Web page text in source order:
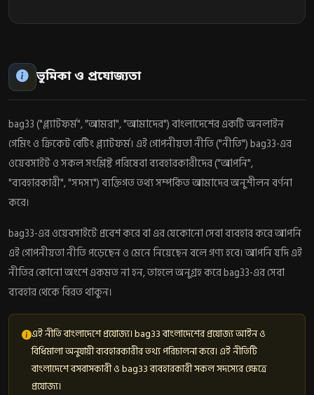
ভূমিকা ও প্রযোজ্যতা
bag33 ("প্ল্যাটফর্ম", "আমরা", "আমাদের") বাংলাদেশের একটি অনলাইন
গেমিং ও ক্রিকেট বেটিং প্ল্যাটফর্ম। এই গোপনীয়তা নীতি ("নীতি") bag33-এর
ওয়েবসাইট ও সকল সংশ্লিষ্ট পরিষেবা ব্যবহারকারীদের ("আপনি",
"ব্যবহারকারী", "সদস্য") ব্যক্তিগত তথ্য সম্পর্কিত আমাদের অনুশীলন বর্ণনা
করে।
bag33-এর ওয়েবসাইটে প্রবেশ করে বা এর যেকোনো সেবা ব্যবহার করে আপনি
এই গোপনীয়তা নীতি পড়েছেন ও মেনে নিয়েছেন বলে গণ্য হবে। আপনি যদি এই
নীতির কোনো অংশে একমত না হন, তাহলে অনুগ্রহ করে bag33-এর সেবা
ব্যবহার থেকে বিরত থাকুন।
এই নীতি বাংলাদেশে প্রযোজ্য। bag33 বাংলাদেশের প্রযোজ্য আইন ও
বিধিমালা অনুযায়ী ব্যবহারকারীর তথ্য পরিচালনা করে। এই নীতিটি
বাংলাদেশে বসবাসকারী ও bag33 ব্যবহারকারী সকল সদস্যের ক্ষেত্রে
প্রযোজ্য।